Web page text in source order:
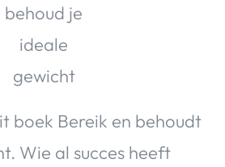
boek Bereik en behoudt
Wie al succes heeft